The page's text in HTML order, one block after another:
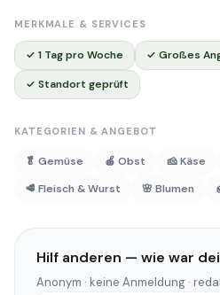
MERKMALE & SERVICES
✓ 1 Tag pro Woche ✓ Großes
✓ Standort geprüft
KATEGORIEN & ANGEBOT
🥬 Gemüse 🍎 Obst 🧀 Käse
🥩 Fleisch & Wurst
🌸 Blumen
Hilf anderen — wie war
Anonym · keine Anmeldung ·